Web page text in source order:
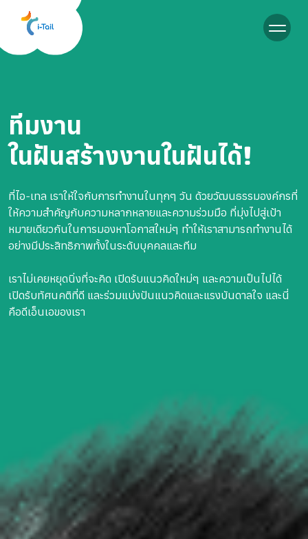
ทีมงาน
ในฝันสร้างงานในฝันได้!
ที่ไอ-เทล เราให้ใจกับการทำงานในทุกๆ วัน ด้วยวัฒนธรรมองค์กรที่
ให้ความสำคัญกับความหลากหลายและความร่วมมือ ที่มุ่งไปสู่เป้า
หมายเดียวกันในการมองหาโอกาสใหม่ๆ ทำให้เราสามารถทำงานได้
อย่างมีประสิทธิภาพทั้งในระดับบุคคลและทีม
เราไม่เคยหยุดนิ่งที่จะคิด เปิดรับแนวคิดใหม่ๆ และความเป็นไปได้
เปิดรับทัศนคติที่ดี และร่วมแบ่งปันแนวคิดและแรงบันดาลใจ และนี่
คือดีเอ็นเอของเรา